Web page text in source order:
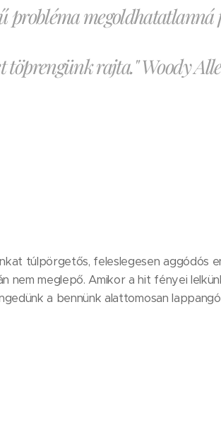
probléma megoldhatatlanná
töprengünk rajta." Woody
túlpörgetős, feleslegesen aggódós
nem meglepő. Amikor a hit fényei
a bennünk alattomosan